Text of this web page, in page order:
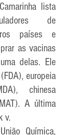
lista
de
países e
as vacinas
delas. Ele
europeia
chinesa
A última
v.
Química,